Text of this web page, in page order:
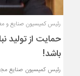
رئیس کمیسیون صنایع و
حمایت از تولید
باشد!
رئیس کمیسیون صنایع